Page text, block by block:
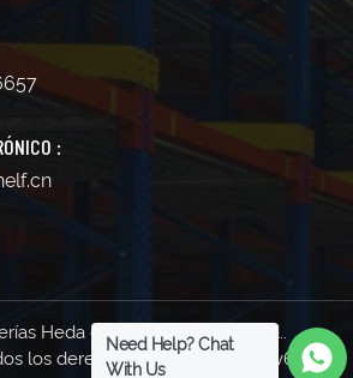
:
Heda de Guangzhou Co., Ltd..
los derechos . | Soporta red IPv6
Need Help? Chat
With Us